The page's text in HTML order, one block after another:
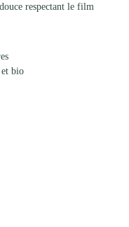
respectant le film
bio